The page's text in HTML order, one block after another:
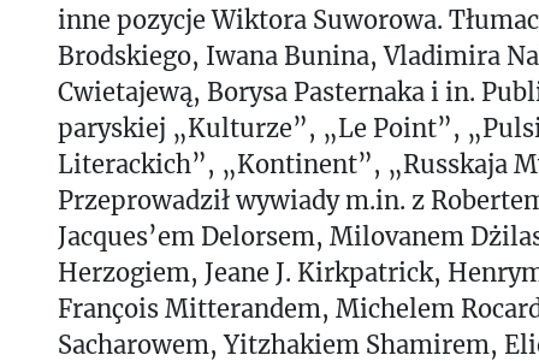
inne pozycje Wiktora Suworowa.
Brodskiego, Iwana Bunina, Vladimira
Cwietajewą, Borysa Pasternaka i in.
paryskiej „Kulturze”, „Le Point”,
Literackich”, „Kontinent”, „Russkaja
Przeprowadził wywiady m.in. z
Jacques’em Delorsem, Milovanem
Herzogiem, Jeane J. Kirkpatrick,
François Mitterandem, Michelem
Sacharowem, Yitzhakiem Shamirem,